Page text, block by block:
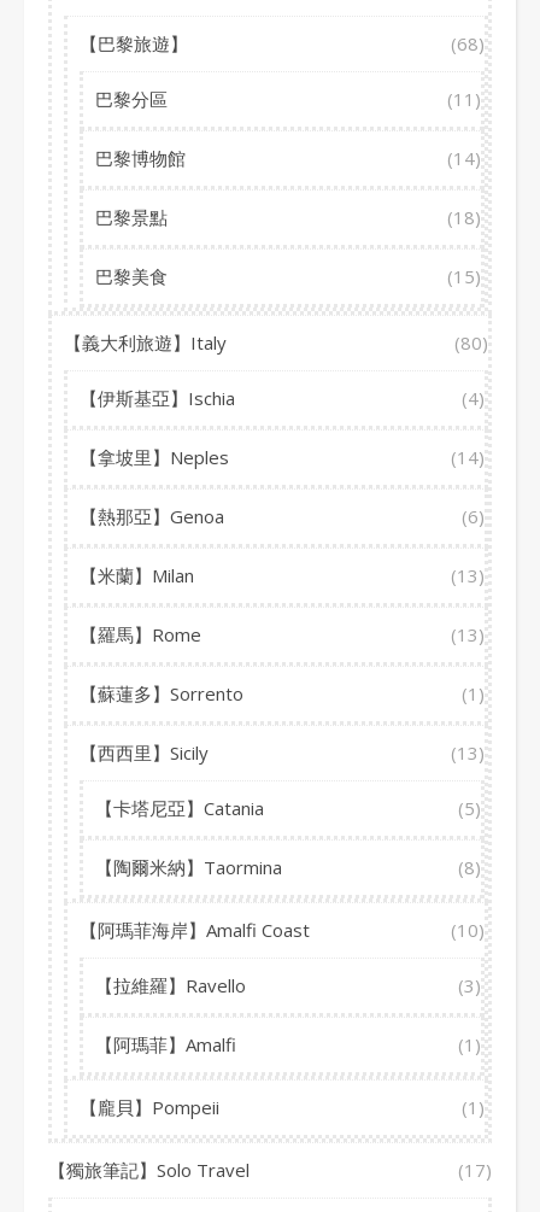
【巴黎旅遊】 (68)
巴黎分區 (11)
巴黎博物館 (14)
巴黎景點 (18)
巴黎美食 (15)
【義大利旅遊】Italy (80)
【伊斯基亞】Ischia (4)
【拿坡里】Neples (14)
【熱那亞】Genoa (6)
【米蘭】Milan (13)
【羅馬】Rome (13)
【蘇蓮多】Sorrento (1)
【西西里】Sicily (13)
【卡塔尼亞】Catania (5)
【陶爾米納】Taormina (8)
【阿瑪菲海岸】Amalfi Coast (10)
【拉維羅】Ravello (3)
【阿瑪菲】Amalfi (1)
【龐貝】Pompeii (1)
【獨旅筆記】Solo Travel (17)